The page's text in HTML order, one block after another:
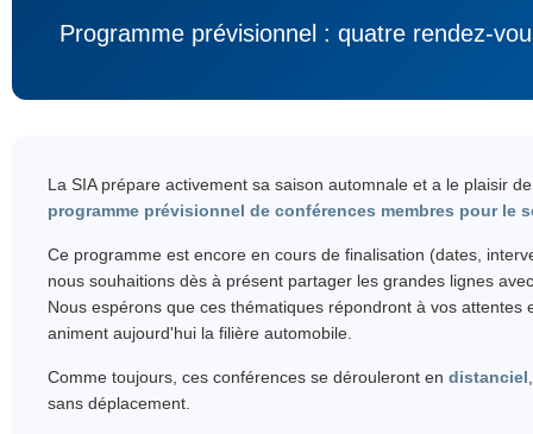
Programme prévisionnel : quatre rendez-
La SIA prépare activement sa saison automnale et a le plaisir
programme prévisionnel de conférences membres pour le
Ce programme est encore en cours de finalisation (dates,
nous souhaitions dès à présent partager les grandes lignes
Nous espérons que ces thématiques répondront à vos attentes
animent aujourd'hui la filière automobile.
Comme toujours, ces conférences se dérouleront en distanciel
sans déplacement.